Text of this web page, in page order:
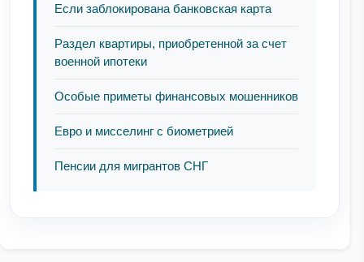
Если заблокирована банковская карта
Раздел квартиры, приобретенной за счет
военной ипотеки
Особые приметы финансовых мошенников
Евро и мисселинг с биометрией
Пенсии для мигрантов СНГ